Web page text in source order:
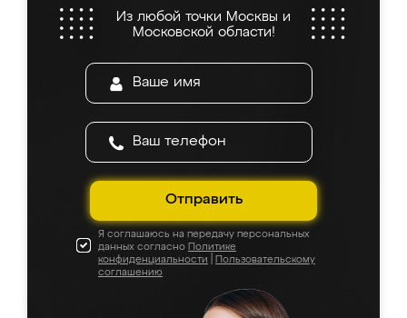
Из любой точки Москвы и
Московской области!
Отправить
Я соглашаюсь на передачу персональных
данных согласно Политике
конфиденциальности
Пользовательскому
соглашению